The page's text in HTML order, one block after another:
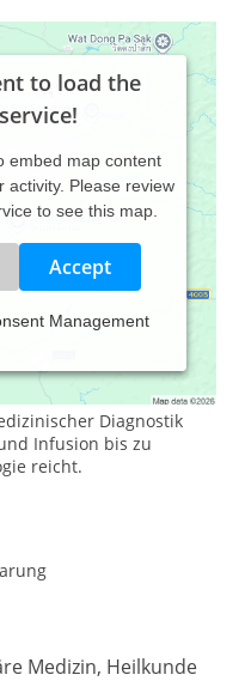
to load the
embed map content
activity. Please review
to see this map.
Accept
Management
zur
Palette“
Diagnostik
Infusion bis zu
reicht.
Medizin, Heilkunde